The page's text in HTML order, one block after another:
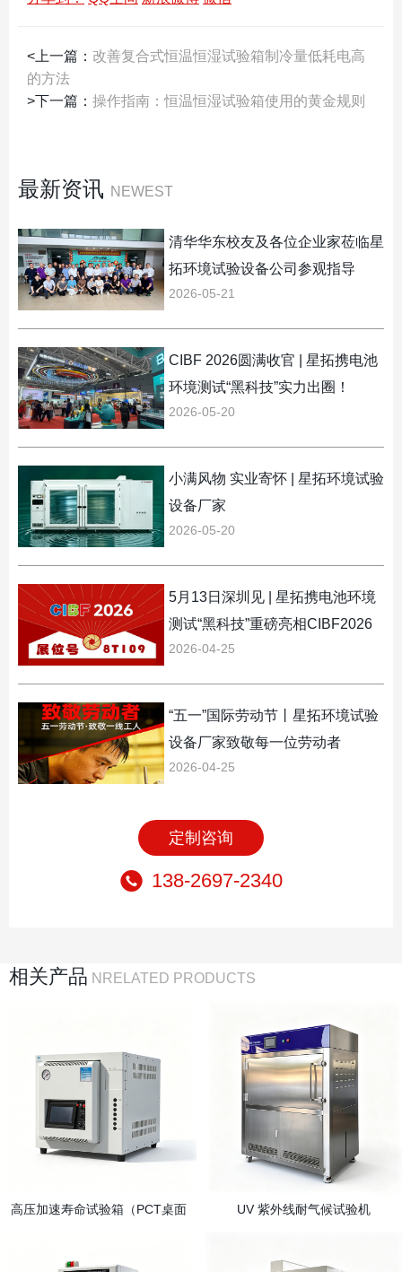
<上一篇： 改善复合式恒温恒湿试验箱制冷量低耗电高
的方法
>下一篇： 操作指南：恒温恒湿试验箱使用的黄金规则
最新资讯 NEWEST
清华华东校友及各位企业家莅临星
拓环境试验设备公司参观指导
2026-05-21
CIBF 2026圆满收官 | 星拓携电池
环境测试“黑科技”实力出圈！
2026-05-20
小满风物 实业寄怀 | 星拓环境试验
设备厂家
2026-05-20
5月13日深圳见 | 星拓携电池环境
测试“黑科技”重磅亮相CIBF2026
2026-04-25
“五一”国际劳动节丨星拓环境试验
设备厂家致敬每一位劳动者
2026-04-25
定制咨询
138-2697-2340
相关产品 NRELATED PRODUCTS
高压加速寿命试验箱（PCT桌面
UV 紫外线耐气候试验机